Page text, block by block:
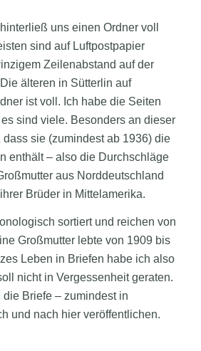
uns einen Ordner voll
sind auf Luftpostpapier
Zeilenabstand auf der
älteren in Sütterlin auf
ist voll. Ich habe die Seiten
sind viele. Besonders an dieser
dass sie (zumindest ab 1936) die
enthält – also die Durchschläge
aus Norddeutschland
Brüder in Mittelamerika.
sortiert und reichen von
Großmutter lebte von 1909 bis
Leben in Briefen habe ich also
nicht in Vergessenheit geraten.
Briefe – zumindest in
und nach hier veröffentlichen.